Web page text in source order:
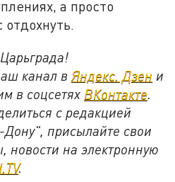
а просто
канал вЯндекс. Дзен и
в соцсетях ВКонтакте.
с редакцией
присылайте свои
новости на электронную
.